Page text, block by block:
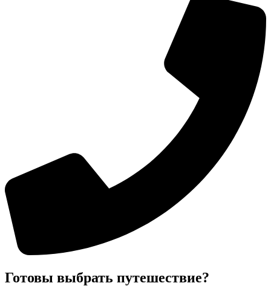
Готовы выбрать путешествие?